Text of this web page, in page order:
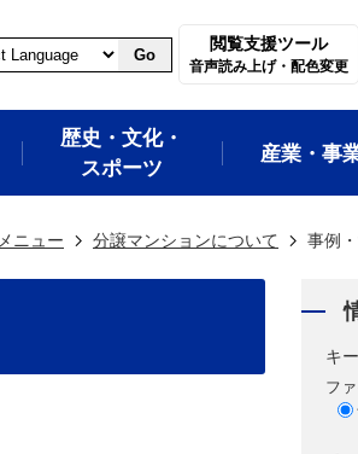
Go
閲覧支援ツール
音声読み上げ・配色変更
歴史・文化・
スポーツ
産業・事
メニュー 分譲マンションについて 事例
キ
フ